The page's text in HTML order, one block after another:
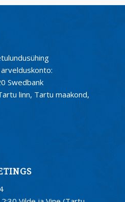
Swedbank
linn, Tartu maakond,